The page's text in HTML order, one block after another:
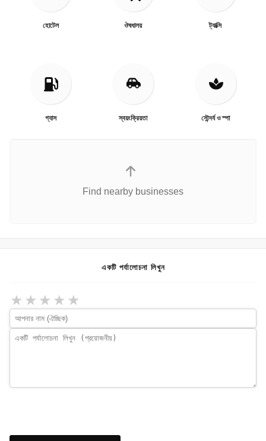
হোটেল ঔষধালয় ট্যাক্সি
গ্যাস স্বয়ংক্রিয়তা সৌন্দর্য ও স্পা
Find nearby businesses
একটি পর্যালোচনা লিখুন
★
★
★
★
★